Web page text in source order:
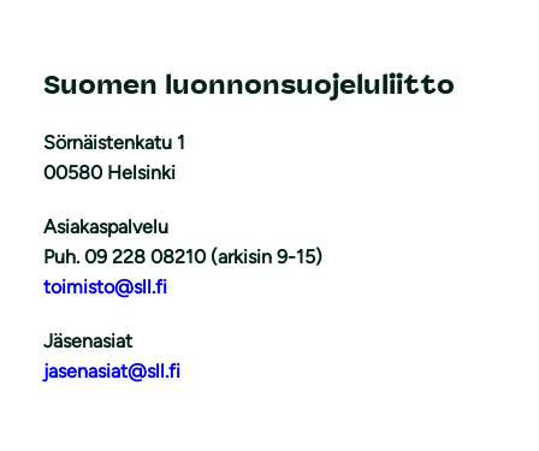
Suomen luonnonsuojeluliitto
Sörnäistenkatu 1
00580 Helsinki
Asiakaspalvelu
Puh. 09 228 08210 (arkisin 9-15)
toimisto@sll.fi
Jäsenasiat
jasenasiat@sll.fi